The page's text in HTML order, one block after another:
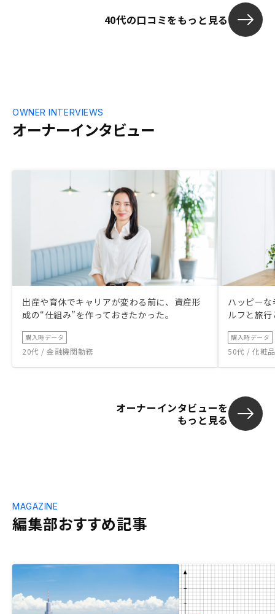
40代の口コミをもっと見る
オーナーインタビュー
OWNER INTERVIEWS
出産や育休でキャリアが変わる前に、資産形
成の“仕組み”を作っておきたかった。
購入時データ
20代 / 金融機関勤務
ハッピー
ルフと旅
購入時データ
50代 / 化粧
オーナーインタビューを
もっと見る
編集部おすすめ記事
MAGAZINE